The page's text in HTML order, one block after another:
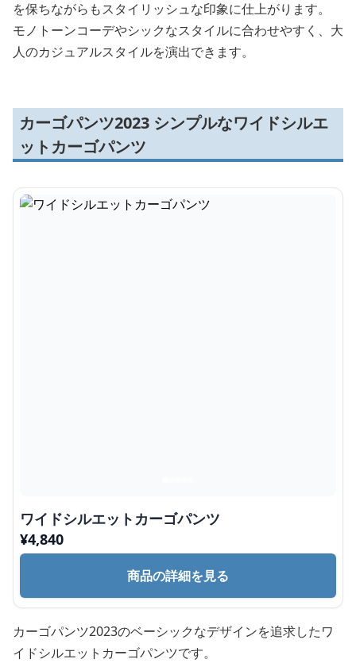
を保ちながらもスタイリッシュな印象に仕上がります。
モノトーンコーデやシックなスタイルに合わせやすく、大
人のカジュアルスタイルを演出できます。
カーゴパンツ2023 シンプルなワイドシルエ
ットカーゴパンツ
ワイドシルエットカーゴパンツ
¥4,840
商品の詳細を見る
カーゴパンツ2023のベーシックなデザインを追求したワ
イドシルエットカーゴパンツです。